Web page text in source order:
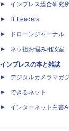
インプレス総合研究
IT Leaders
ドローンジャーナル
ネッ担お悩み相談室
インプレスの本と雑誌
デジタルカメラマガ
できるネット
インターネット白書